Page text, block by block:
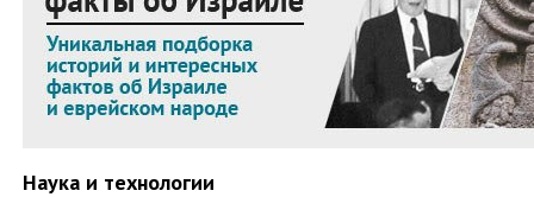
Наука и технологии